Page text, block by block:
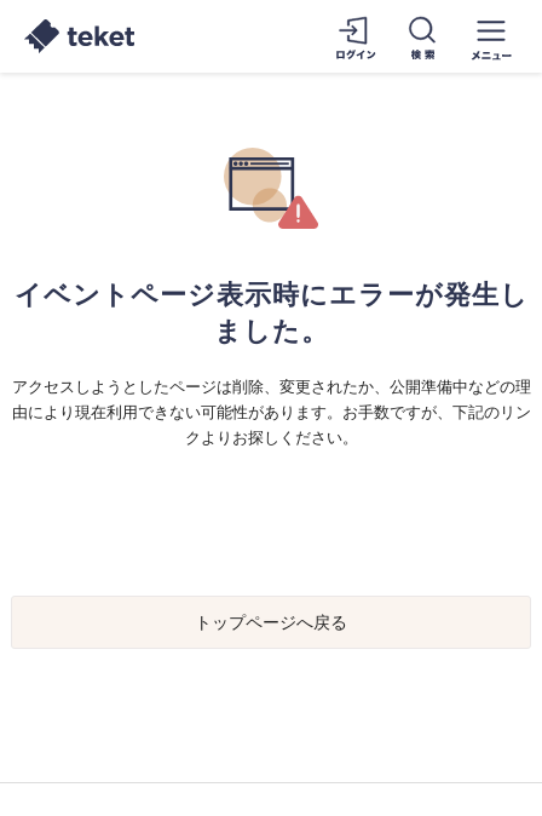
イベントページ表示時にエラーが発生し
ました。
アクセスしようとしたページは削除、変更されたか、公開準備中などの理
由により現在利用できない可能性があります。お手数ですが、下記のリン
クよりお探しください。
トップページへ戻る